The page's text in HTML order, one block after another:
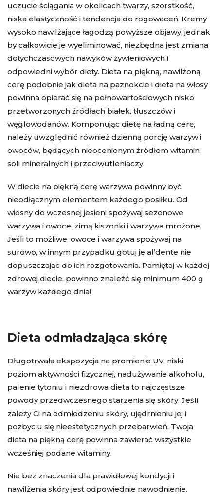
uczucie ściągania w okolicach twarzy, szorstkość,
niska elastyczność i tendencja do rogowaceń. Kremy
wysoko nawilżające łagodzą powyższe objawy, jednak
by całkowicie je wyeliminować, niezbędna jest zmiana
dotychczasowych nawyków żywieniowych i
odpowiedni wybór diety. Dieta na piękną, nawilżoną
cerę podobnie jak dieta na paznokcie i dieta na włosy
powinna opierać się na pełnowartościowych nisko
przetworzonych źródłach białek, tłuszczów i
węglowodanów. Komponując dietę na ładną cerę,
należy uwzględnić również dzienną porcję warzyw i
owoców, będących nieocenionym źródłem witamin,
soli mineralnych i przeciwutleniaczy.
W diecie na piękną cerę warzywa powinny być
nieodłącznym elementem każdego posiłku. Od
wiosny do wczesnej jesieni spożywaj sezonowe
warzywa i owoce, zimą kiszonki i warzywa mrożone.
Jeśli to możliwe, owoce i warzywa spożywaj na
surowo, w innym przypadku gotuj je al’dente nie
dopuszczając do ich rozgotowania. Pamiętaj w każdej
zdrowej diecie, powinno znaleźć się minimum 400 g
warzyw każdego dnia!
Dieta odmładzająca skórę
Długotrwała ekspozycja na promienie UV, niski
poziom aktywności fizycznej, nadużywanie alkoholu,
palenie tytoniu i niezdrowa dieta to najczęstsze
powody przedwczesnego starzenia się skóry. Jeśli
zależy Ci na odmłodzeniu skóry, ujędrnieniu jej i
pozbyciu się nieestetycznych przebarwień, Twoja
dieta na piękną cerę powinna zawierać wszystkie
wcześniej podane witaminy.
Nie bez znaczenia dla prawidłowej kondycji i
nawilżenia skóry jest odpowiednie nawodnienie.